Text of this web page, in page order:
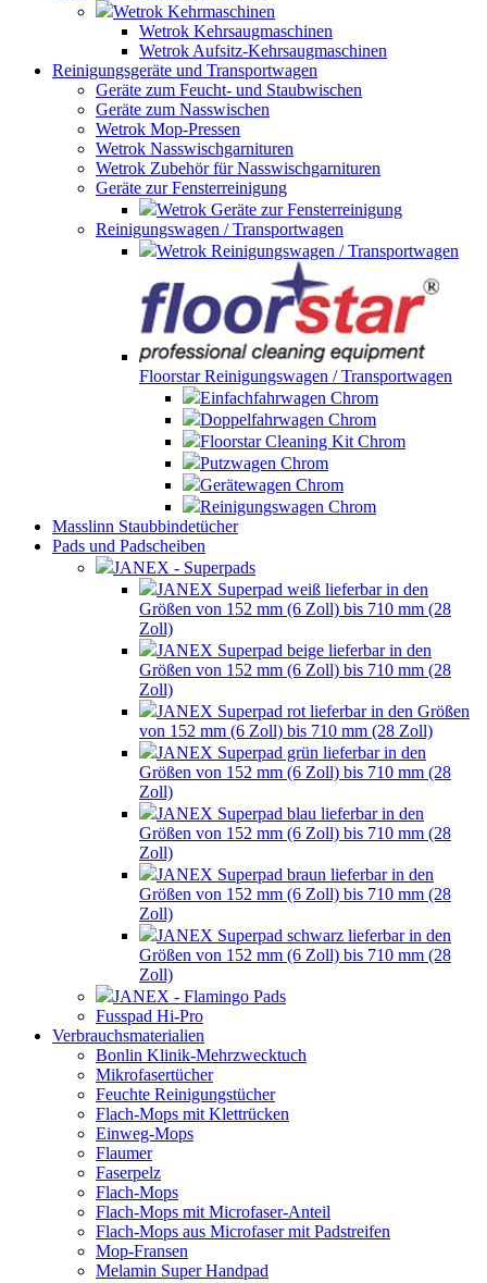
Wetrok Kehrmaschinen
Wetrok Kehrsaugmaschinen
Wetrok Aufsitz-Kehrsaugmaschinen
Reinigungsgeräte und Transportwagen
Geräte zum Feucht- und Staubwischen
Geräte zum Nasswischen
Wetrok Mop-Pressen
Wetrok Nasswischgarnituren
Wetrok Zubehör für Nasswischgarnituren
Geräte zur Fensterreinigung
Wetrok Geräte zur Fensterreinigung
Reinigungswagen / Transportwagen
Wetrok Reinigungswagen / Transportwagen
Floorstar Reinigungswagen / Transportwagen
Einfachfahrwagen Chrom
Doppelfahrwagen Chrom
Floorstar Cleaning Kit Chrom
Putzwagen Chrom
Gerätewagen Chrom
Reinigungswagen Chrom
Masslinn Staubbindetücher
Pads und Padscheiben
JANEX - Superpads
JANEX Superpad weiß lieferbar in den
Größen von 152 mm (6 Zoll) bis 710 mm (28
Zoll)
JANEX Superpad beige lieferbar in den
Größen von 152 mm (6 Zoll) bis 710 mm (28
Zoll)
JANEX Superpad rot lieferbar in den Größen
von 152 mm (6 Zoll) bis 710 mm (28 Zoll)
JANEX Superpad grün lieferbar in den
Größen von 152 mm (6 Zoll) bis 710 mm (28
Zoll)
JANEX Superpad blau lieferbar in den
Größen von 152 mm (6 Zoll) bis 710 mm (28
Zoll)
JANEX Superpad braun lieferbar in den
Größen von 152 mm (6 Zoll) bis 710 mm (28
Zoll)
JANEX Superpad schwarz lieferbar in den
Größen von 152 mm (6 Zoll) bis 710 mm (28
Zoll)
JANEX - Flamingo Pads
Fusspad Hi-Pro
Verbrauchsmaterialien
Bonlin Klinik-Mehrzwecktuch
Mikrofasertücher
Feuchte Reinigungstücher
Flach-Mops mit Klettrücken
Einweg-Mops
Flaumer
Faserpelz
Flach-Mops
Flach-Mops mit Microfaser-Anteil
Flach-Mops aus Microfaser mit Padstreifen
Mop-Fransen
Melamin Super Handpad